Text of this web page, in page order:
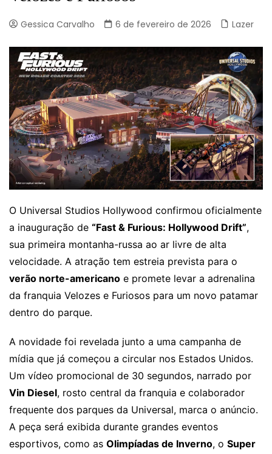
Gessica Carvalho 6 de fevereiro de 2026 Lazer
O Universal Studios Hollywood confirmou oficialmente
a inauguração de “Fast & Furious: Hollywood Drift”,
sua primeira montanha-russa ao ar livre de alta
velocidade. A atração tem estreia prevista para o
verão norte-americano e promete levar a adrenalina
da franquia Velozes e Furiosos para um novo patamar
dentro do parque.
A novidade foi revelada junto a uma campanha de
mídia que já começou a circular nos Estados Unidos.
Um vídeo promocional de 30 segundos, narrado por
Vin Diesel, rosto central da franquia e colaborador
frequente dos parques da Universal, marca o anúncio.
A peça será exibida durante grandes eventos
esportivos, como as Olimpíadas de Inverno, o Super